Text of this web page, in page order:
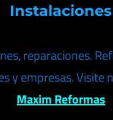
Instalaciones
reparaciones.
y empresas. Visite
Maxim Reformas